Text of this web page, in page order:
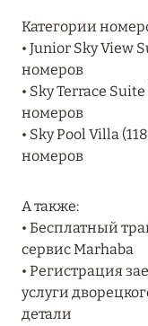
11 декабря 2024
RIXOS
КОНЦЕПЦИЯ
ЭКСКЛЮЗИВНО»
27 сентября 2024
HÔTEL
Подробнее
Категории
• Junior Sky View
номеров
• Sky Terrace Suite
номеров
• Sky Pool Villa
номеров
А также:
• Бесплатный
сервис Marhaba
• Регистрация
услуги
детали